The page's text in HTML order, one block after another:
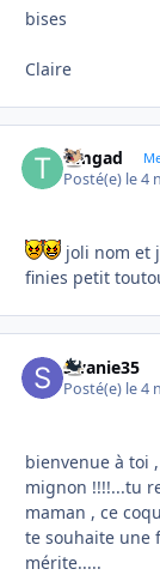
bises
Claire
timgad
Posté(e) le 4
joli nom et
finies petit
swanie35
Posté(e) le 4
bienvenue à toi
mignon !!!!...tu
maman , ce
te souhaite une
mérite.....